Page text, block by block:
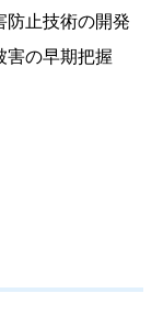
止技術の開発
の早期把握